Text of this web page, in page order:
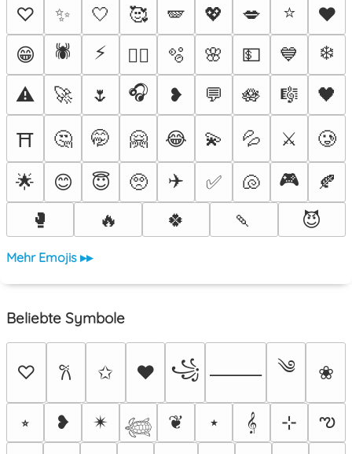
♡ ✨ 🤍 🥰 🪽 💖 💋 ⭐
♥️
😁
🕷️ ⚡ ❤️‍🔥 🫧 🌸 💵 💙
❄️
⚠️
🚀 🌷 🎧 ❥ 💬 🪷 🎼
🖤
⛩️
🤔 🤭 🤗 😂 💫 💦 ⚔️
🥲
🌟
😊 😇 🥺 ✈️ ✅ 🐚 🎮
🍂
🥊
🔥 🍀 🍡 😈
Mehr Emojis ▸▸
Beliebte Symbole
♡ 𐙚 ✩ ♥ ꧁ ⸻ ༄ ❀
⭒ ❥ ✴︎ 𓆉 ❦ ⋆ 𝄞 ⊹ ఌ